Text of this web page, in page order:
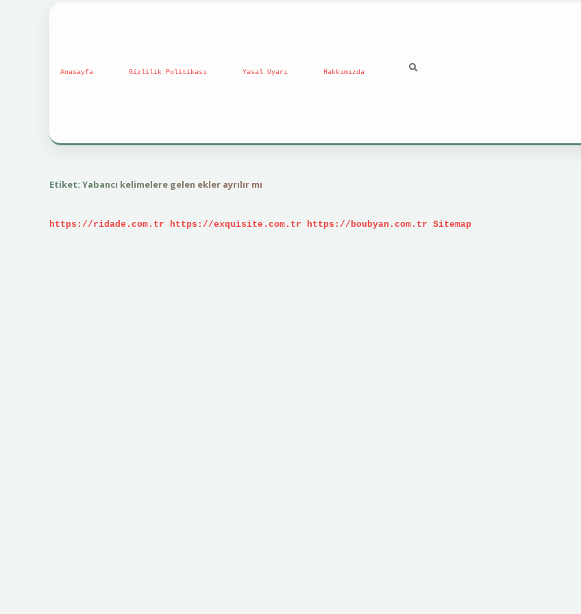
Anasayfa Gizlilik Politikası Yasal Uyarı Hakkımızda
Etiket: Yabancı kelimelere gelen ekler ayrılır mı
https://ridade.com.tr https://exquisite.com.tr https://boubyan.com.tr Sitemap